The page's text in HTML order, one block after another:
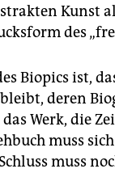
Kunst
des
Biopics ist,
deren
Werk, die
muss
muss